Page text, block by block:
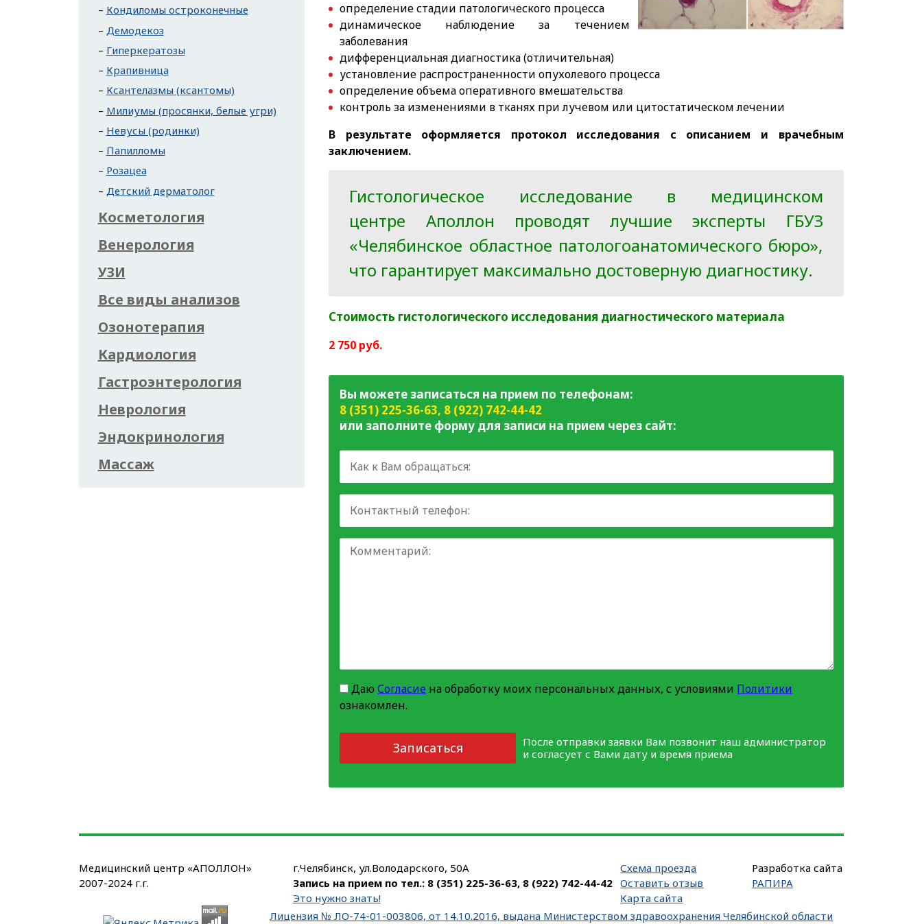
определение стадии патологического процесса
динамическое наблюдение за течением
заболевания
дифференциальная диагностика (отличительная)
установление распространенности опухолевого процесса
определение объема оперативного вмешательства
контроль за изменениями в тканях при лучевом или цитостатическом лечении
В результате оформляется протокол исследования с описанием и врачебным
заключением.
Гистологическое исследование в медицинском
центре Аполлон проводят лучшие эксперты ГБУЗ
«Челябинское областное патологоанатомического бюро»,
что гарантирует максимально достоверную диагностику.
Стоимость гистологического исследования диагностического материала
2 750 руб.
Вы можете записаться на прием по телефонам:
8 (351) 225-36-63, 8 (922) 742-44-42
или заполните форму для записи на прием через сайт:
ДаюСогласие на обработку моих персональных данных, с условиями Политики
ознакомлен.
Записаться
После отправки заявки Вам позвонит наш администратор
и согласует с Вами дату и время приема
Кондиломы остроконечные
Демодекоз
Гиперкератозы
Крапивница
Ксантелазмы (ксантомы)
Милиумы (просянки, белые угри)
Невусы (родинки)
Папилломы
Розацеа
Детский дерматолог
Косметология
Венерология
УЗИ
Все виды анализов
Озонотерапия
Кардиология
Гастроэнтерология
Неврология
Эндокринология
Массаж
Медицинский центр «АПОЛЛОН»
2007-2024 г.г.
г.Челябинск, ул.Володарского, 50А
Запись на прием по тел.: 8 (351) 225-36-63, 8 (922) 742-44-42
Это нужно знать!
Схема проезда
Оставить отзыв
Карта сайта
Лицензия № ЛО-74-01-003806, от 14.10.2016, выдана Министерством здравоохранения Челябинской области
Разработка сайта
РАПИРА